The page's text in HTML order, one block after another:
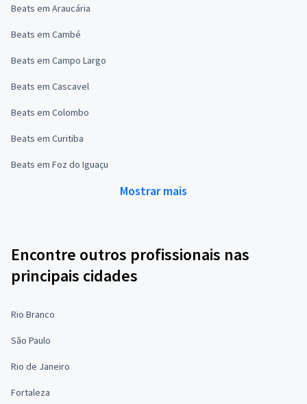
Beats em Araucária
Beats em Cambé
Beats em Campo Largo
Beats em Cascavel
Beats em Colombo
Beats em Curitiba
Beats em Foz do Iguaçu
Mostrar mais
Encontre outros profissionais nas
principais cidades
Rio Branco
São Paulo
Rio de Janeiro
Fortaleza